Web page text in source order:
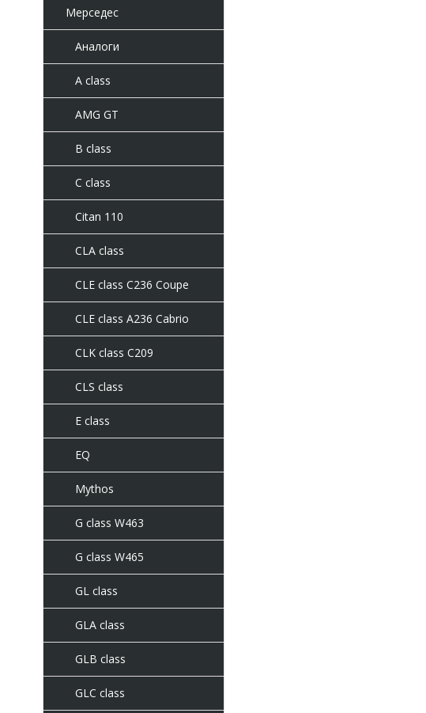
Мерседес
Аналоги
A class
AMG GT
B class
C class
Citan 110
CLA class
CLE class C236 Coupe
CLE class A236 Cabrio
CLK class C209
CLS class
E class
EQ
Mythos
G class W463
G class W465
GL class
GLA class
GLB class
GLC class